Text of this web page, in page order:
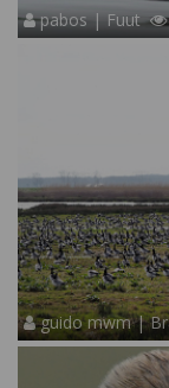
pabos | Fuut
guido mwm |